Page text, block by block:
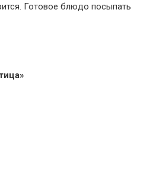
Готовое блюдо посыпать